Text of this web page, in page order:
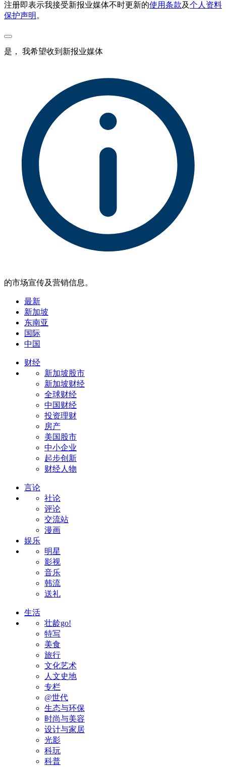
注册即表示我接受新报业媒体不时更新的使用条款及个人资料
保护声明。
是， 我希望收到新报业媒体
的市场宣传及营销信息。
最新
新加坡
东南亚
国际
中国
财经
新加坡股市
新加坡财经
全球财经
中国财经
投资理财
房产
美国股市
中小企业
起步创新
财经人物
言论
社论
评论
交流站
漫画
娱乐
明星
影视
音乐
韩流
送礼
生活
壮龄go!
特写
美食
旅行
文化艺术
人文史地
专栏
@世代
生态与环保
时尚与美容
设计与家居
光影
科玩
科普